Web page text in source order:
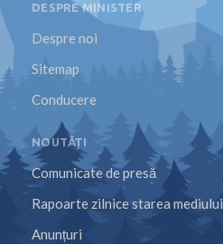
DESPRE MINISTER
Despre noi
Sitemap
Conducere
NOUTĂȚI
Comunicate de presă
Rapoarte zilnice starea mediului
Anunțuri